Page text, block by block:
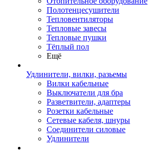
Полотенцесушители
Тепловентиляторы
Тепловые завесы
Тепловые пушки
Тёплый пол
Ещё
Удлинители, вилки, разьемы
Вилки кабельные
Выключатели для бра
Разветвители, адаптеры
Розетки кабельные
Сетевые кабеля, шнуры
Соединители силовые
Удлинители